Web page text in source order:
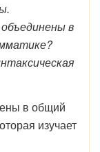
в
в общий
изучает